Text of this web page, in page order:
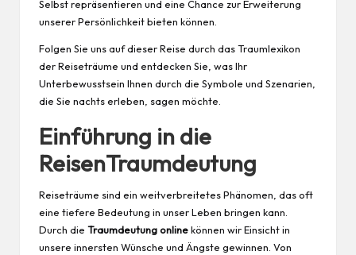
Selbst repräsentieren und eine Chance zur Erweiterung
unserer Persönlichkeit bieten können.
Folgen Sie uns auf dieser Reise durch dasTraumlexikon
der Reiseträume und entdecken Sie, was Ihr
Unterbewusstsein Ihnen durch die Symbole und Szenarien,
die Sie nachts erleben, sagen möchte.
Einführung in die
ReisenTraumdeutung
Reiseträume sind ein weitverbreitetes Phänomen, das oft
eine tiefere Bedeutung in unser Leben bringen kann.
Durch die Traumdeutung onlinekönnen wir Einsicht in
unsere innersten Wünsche und Ängste gewinnen. Von